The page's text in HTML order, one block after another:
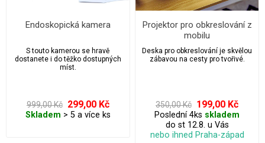
Endoskopická kamera
S touto kamerou se hravě
dostanete i do těžko dostupných
míst.
999,00 Kč 299,00 Kč
Skladem > 5 a více ks
Projektor pro obkreslování z
mobilu
Deska pro obkreslování je skvělou
zábavou na cesty pro tvořivé.
350,00 Kč 199,00 Kč
Poslední 4ks skladem
do st 12.8. u Vás
nebo ihned Praha-západ